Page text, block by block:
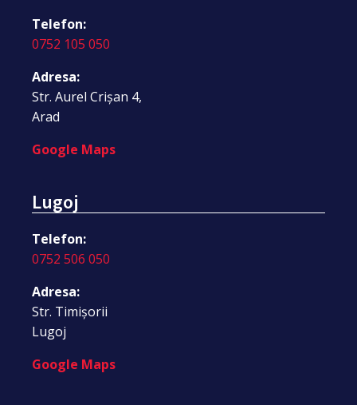
Telefon:
0752 105 050
Adresa:
Str. Aurel Crișan 4,
Arad
Google Maps
Lugoj
Telefon:
0752 506 050
Adresa:
Str. Timișorii
Lugoj
Google Maps